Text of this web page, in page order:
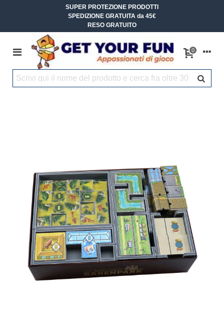
SUPER PROTEZIONE PRODOTTI
SPEDIZIONE GRATUITA da 45€
RESO GRATUITO
0